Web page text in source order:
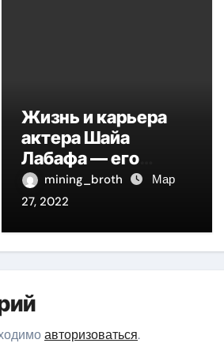
Жизнь и карьера
актера Шайа
Лабафа — его
биография,
фильмография и
mining_broth
Мар
27, 2022
авторизоваться.